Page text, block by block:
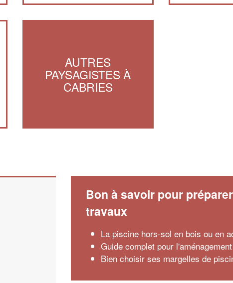
AUTRES
PAYSAGISTES À
CABRIES
Bon à savoir pour
travaux
La piscine hors-sol en bois ou en
Guide complet pour l'aménagement
Bien choisir ses margelles de